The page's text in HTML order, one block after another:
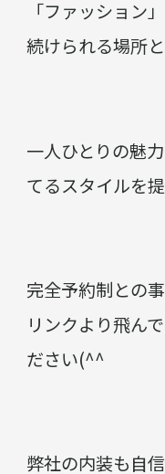
「ファッション
続けられる場所
一人ひとりの魅
てるスタイルを
完全予約制との
リンクより飛ん
ださい(^^
弊社の内装も自